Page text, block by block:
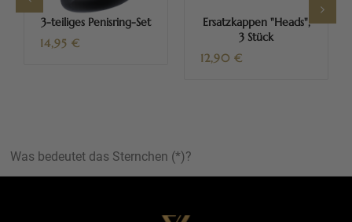
3-teiliges Penisring-Set
14,95 €
Ersatzkappen "Heads",
3 Stück
12,90 €
Was bedeutet das Sternchen (*)?